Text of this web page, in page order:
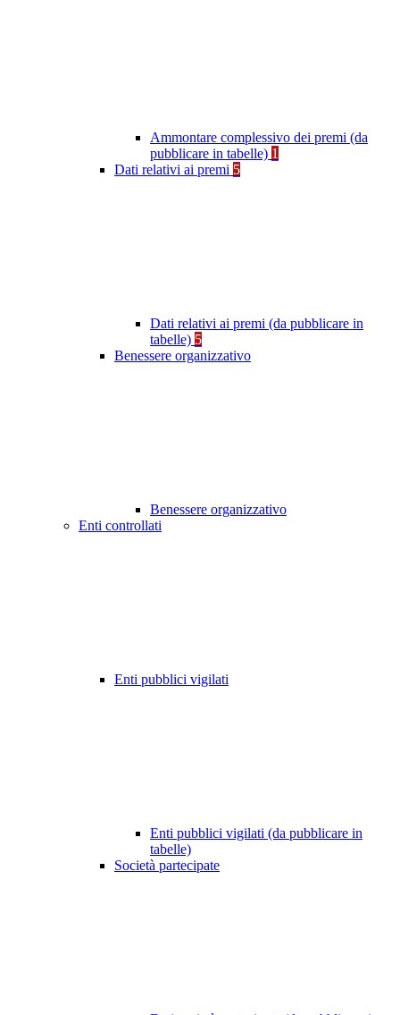
Ammontare complessivo dei premi (da
pubblicare in tabelle) 1
Dati relativi ai premi 5
Dati relativi ai premi (da pubblicare in
tabelle) 5
Benessere organizzativo
Benessere organizzativo
Enti controllati
Enti pubblici vigilati
Enti pubblici vigilati (da pubblicare in
tabelle)
Società partecipate